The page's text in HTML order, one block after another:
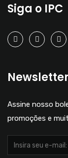
Siga o IPC
Newsletter
Assine nosso
promoções e